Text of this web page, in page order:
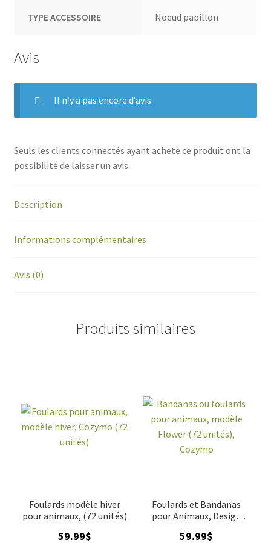
TYPE ACCESSOIRE Noeud papillon
Avis
Il n’y a pas encore d’avis.
Seuls les clients connectés ayant acheté ce produit ont la
possibilité de laisser un avis.
Description
Informations complémentaires
Avis (0)
Produits similaires
Foulards modèle hiver
pour animaux, (72 unités)
59.99$
Foulards et Bandanas
pour Animaux, Design
Cozymo
59.99$